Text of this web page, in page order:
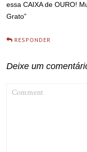
essa CAIXA de OURO!
Grato”
RESPONDER
Deixe um